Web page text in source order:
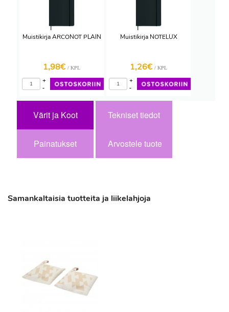
Muistikirja ARCONOT PLAIN
1,98€ / KPL
-
+
Muistikirja NOTELUX
1,26€ / KPL
-
+
Värit ja Koot Tekniset tiedot
Painatukset Arvostele tuote
Samankaltaisia tuotteita ja liikelahjoja